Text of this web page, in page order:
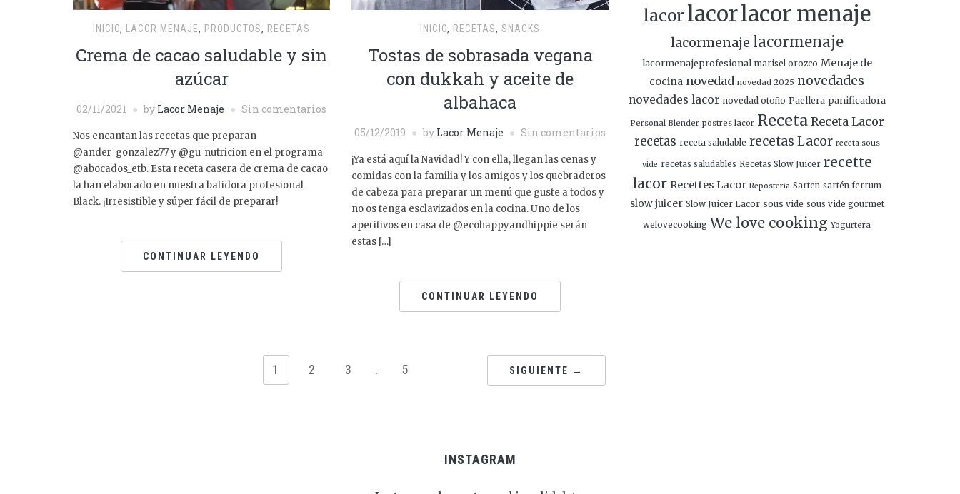
INICIO, LACOR MENAJE, PRODUCTOS, RECETAS
Crema de cacao saludable y sin
azúcar
02/11/2021 by Lacor Menaje Sin comentarios
Nos encantan las recetas que preparan
@ander_gonzalez77 y @gu_nutricion en el programa
@abocados_etb. Esta receta casera de crema de cacao
la han elaborado en nuestra batidora profesional
Black. ¡Irresistible y súper fácil de preparar!
CONTINUAR LEYENDO
INICIO, RECETAS, SNACKS
Tostas de sobrasada vegana
con dukkah y aceite de
albahaca
05/12/2019 by Lacor Menaje Sin comentarios
¡Ya está aquí la Navidad! Y con ella, llegan las cenas y
comidas con la familia y los amigos y los quebraderos
de cabeza para preparar un menú que guste a todos y
no os tenga esclavizados en la cocina. Uno de los
aperitivos en casa de @ecohappyandhippie serán
estas […]
CONTINUAR LEYENDO
1 2 3 … 5 SIGUIENTE →
lacor lacorlacor menaje
lacormenaje lacormenaje
lacormenajeprofesional marisel orozco Menaje de
cocina novedad novedad 2025 novedades
novedades lacor novedad otoño Paellera panificadora
Personal Blender postres lacor Receta Receta Lacor
recetas receta saludable recetas Lacor receta sous
vide recetas saludables Recetas Slow Juicer recette
lacor Recettes Lacor Reposteria Sarten sartén ferrum
slow juicer Slow Juicer Lacor sous vide sous vide gourmet
welovecooking We love cooking Yogurtera
INSTAGRAM